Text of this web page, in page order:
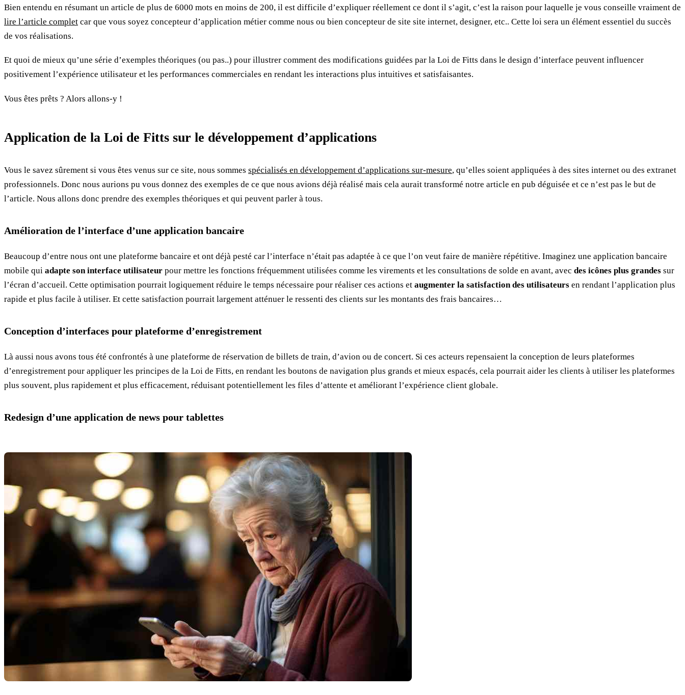
Bien entendu en résumant un article de plus de 6000 mots en moins de 200, il est difficile d’expliquer réellement ce dont il s’agit, c’est la raison pour laquelle je vous conseille vraiment de
lire l’article complet car que vous soyez concepteur d’application métier comme nous ou bien concepteur de site site internet, designer, etc.. Cette loi sera un élément essentiel du succès
de vos réalisations.
Et quoi de mieux qu’une série d’exemples théoriques (ou pas..) pour illustrer comment des modifications guidées par la Loi de Fitts dans le design d’interface peuvent influencer
positivement l’expérience utilisateur et les performances commerciales en rendant les interactions plus intuitives et satisfaisantes.
Vous êtes prêts ? Alors allons-y !
Application de la Loi de Fitts sur le développement d’applications
Vous le savez sûrement si vous êtes venus sur ce site, nous sommes spécialisés en développement d’applications sur-mesure, qu’elles soient appliquées à des sites internet ou des extranet
professionnels. Donc nous aurions pu vous donnez des exemples de ce que nous avions déjà réalisé mais cela aurait transformé notre article en pub déguisée et ce n’est pas le but de
l’article. Nous allons donc prendre des exemples théoriques et qui peuvent parler à tous.
Amélioration de l’interface d’une application bancaire
Beaucoup d’entre nous ont une plateforme bancaire et ont déjà pesté car l’interface n’était pas adaptée à ce que l’on veut faire de manière répétitive. Imaginez une application bancaire
mobile qui adapte son interface utilisateur pour mettre les fonctions fréquemment utilisées comme les virements et les consultations de solde en avant, avec des icônes plus grandes sur
l’écran d’accueil. Cette optimisation pourrait logiquement réduire le temps nécessaire pour réaliser ces actions et augmenter la satisfaction des utilisateurs en rendant l’application plus
rapide et plus facile à utiliser. Et cette satisfaction pourrait largement atténuer le ressenti des clients sur les montants des frais bancaires…
Conception d’interfaces pour plateforme d’enregistrement
Là aussi nous avons tous été confrontés à une plateforme de réservation de billets de train, d’avion ou de concert. Si ces acteurs repensaient la conception de leurs plateformes
d’enregistrement pour appliquer les principes de la Loi de Fitts, en rendant les boutons de navigation plus grands et mieux espacés, cela pourrait aider les clients à utiliser les plateformes
plus souvent, plus rapidement et plus efficacement, réduisant potentiellement les files d’attente et améliorant l’expérience client globale.
Redesign d’une application de news pour tablettes